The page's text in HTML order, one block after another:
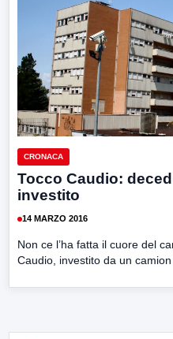
CRONACA
Tocco Caudio:
investito
14 MARZO 2016
Non ce l’ha fatta il cuore del
Caudio, investito da un camion